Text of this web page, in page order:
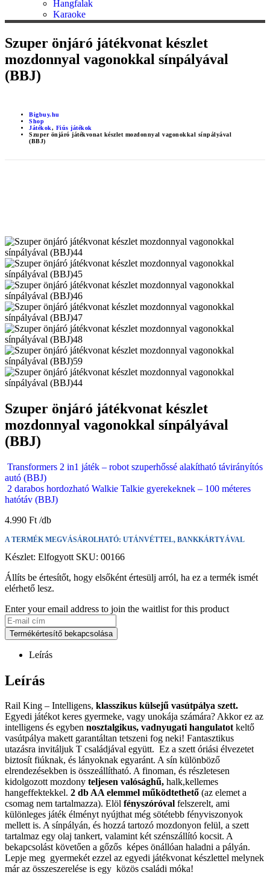
Hangfalak
Karaoke
Szuper önjáró játékvonat készlet
mozdonnyal vagonokkal sínpályával
(BBJ)
Bigbuy.hu
Shop
Játékok, Fiús játékok
Szuper önjáró játékvonat készlet mozdonnyal vagonokkal sínpályával
(BBJ)
Szuper önjáró játékvonat készlet
mozdonnyal vagonokkal sínpályával
(BBJ)
Transformers 2 in1 játék – robot szuperhőssé alakítható távirányítós
autó (BBJ)
2 darabos hordozható Walkie Talkie gyerekeknek – 100 méteres
hatótáv (BBJ)
4.990 Ft
A TERMÉK MEGVÁSÁROLHATÓ: UTÁNVÉTTEL, BANKKÁRTYÁVAL
Készlet: Elfogyott SKU: 00166
Állíts be értesítőt, hogy elsőként értesülj arról, ha ez a termék ismét
elérhető lesz.
Enter your email address to join the waitlist for this product
Termékértesítő bekapcsolása
Leírás
Leírás
Rail King – Intelligens, klasszikus külsejű vasútpálya szett.
Egyedi játékot keres gyermeke, vagy unokája számára? Akkor ez az
intelligens és egyben nosztalgikus, vadnyugati hangulatotkeltő
vasútpálya makett garantáltan tetszeni fog neki! Fantasztikus
utazásra invitáljuk T családjával együtt. Ez a szett óriási élvezetet
biztosít fiúknak, és lányoknak egyaránt. A sín különböző
elrendezésekben is összeállítható. A finoman, és részletesen
kidolgozott mozdony teljesen valósághű, halk,kellemes
hangeffektekkel. 2 db AA elemmel működtethető (az elemet a
csomag nem tartalmazza). Elöl fényszóróval felszerelt, ami
különleges játék élményt nyújthat még sötétebb fényviszonyok
mellett is. A sínpályán, és hozzá tartozó mozdonyon felül, a szett
tartalmaz egy olaj tankert, valamint két szénszállító kocsit. A
bekapcsolást követően a gőzős képes önállóan haladni a pályán.
Lepje meg gyermekét ezzel az egyedi játékvonat készlettel melynek
már az összeszerelése is egy közös családi móka!